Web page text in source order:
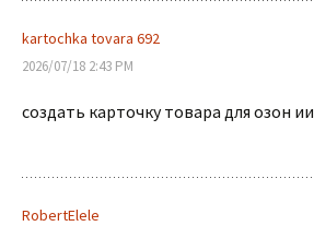
kartochka tovara 692
2026/07/18 2:43 PM
создать карточку товара для озон ии
RobertElele